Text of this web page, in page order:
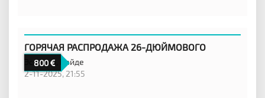
800
ГОРЯЧАЯ РАСПРОДАЖА 26-ДЮЙМОВОГО
Эстония,
Пайде
2-11-2025, 21:55